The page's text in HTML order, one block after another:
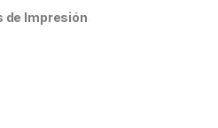
de Impresión